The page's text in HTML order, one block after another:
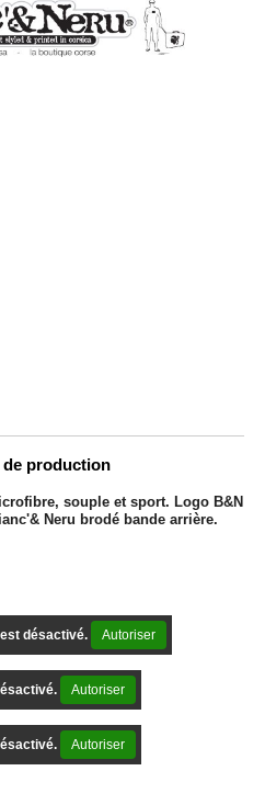
de production
souple et sport. Logo B&N
Neru brodé bande arrière.
désactivé. Autoriser
Autoriser
Autoriser